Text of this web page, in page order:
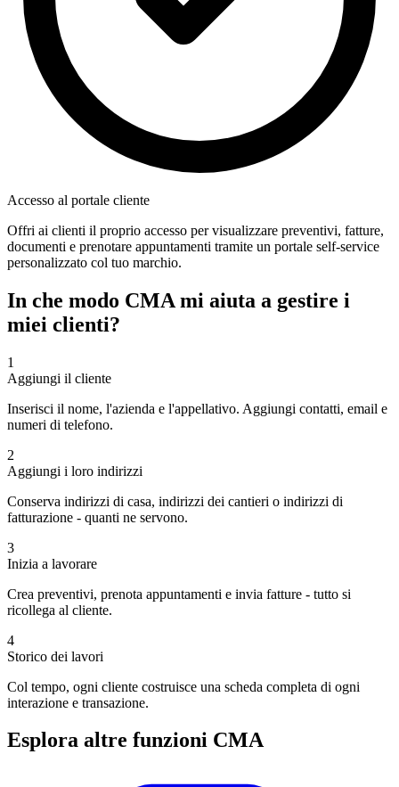
Accesso al portale cliente
Offri ai clienti il proprio accesso per visualizzare preventivi, fatture,
documenti e prenotare appuntamenti tramite un portale self-service
personalizzato col tuo marchio.
In che modo CMA mi aiuta a gestire i
miei clienti?
1
Aggiungi il cliente
Inserisci il nome, l'azienda e l'appellativo. Aggiungi contatti, email e
numeri di telefono.
2
Aggiungi i loro indirizzi
Conserva indirizzi di casa, indirizzi dei cantieri o indirizzi di
fatturazione - quanti ne servono.
3
Inizia a lavorare
Crea preventivi, prenota appuntamenti e invia fatture - tutto si
ricollega al cliente.
4
Storico dei lavori
Col tempo, ogni cliente costruisce una scheda completa di ogni
interazione e transazione.
Esplora altre funzioni CMA